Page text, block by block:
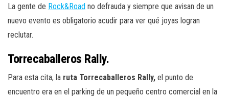
La gente de Rock&Road no defrauda y siempre que avisan de un
nuevo evento es obligatorio acudir para ver qué joyas logran
reclutar.
Torrecaballeros Rally.
Para esta cita, la ruta Torrecaballeros Rally, el punto de
encuentro era en el parking de un pequeño centro comercial en la